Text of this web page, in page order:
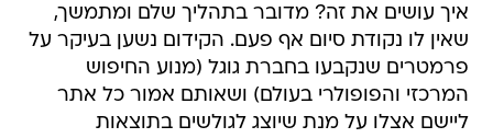
איך עושים את זה? מדובר בתהליך שלם ומתמשך,
שאין לו נקודת סיום אף פעם. הקידום נשען בעיקר על
פרמטרים שנקבעו בחברת גוגל (מנוע החיפוש
המרכזי והפופולרי בעולם) ושאותם אמור כל אתר
ליישם אצלו על מנת שיוצג לגולשים בתוצאות